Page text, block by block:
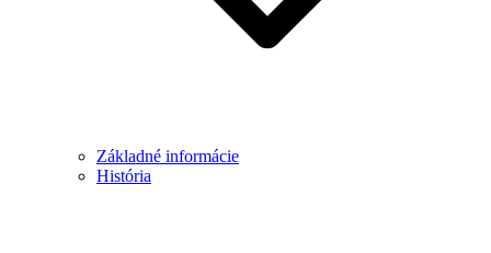
Základné informácie
História